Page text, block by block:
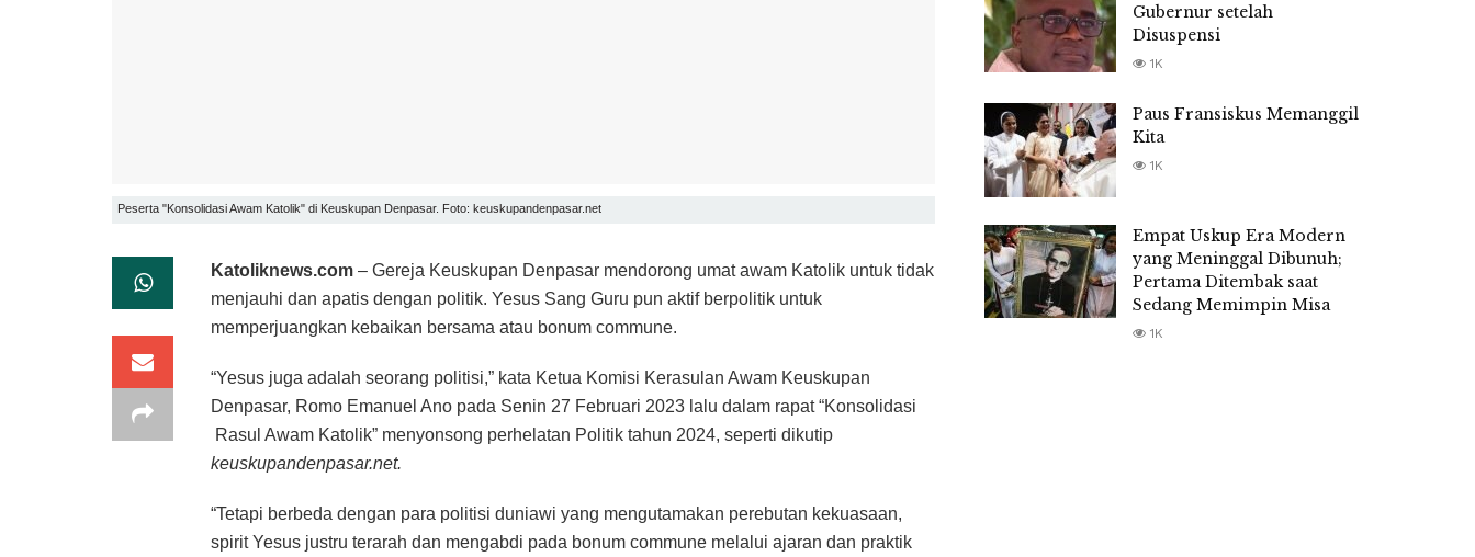
Peserta "Konsolidasi Awam Katolik" di Keuskupan Denpasar. Foto: keuskupandenpasar.net
Katoliknews.com – Gereja Keuskupan Denpasar mendorong umat awam Katolik untuk tidak
menjauhi dan apatis dengan politik. Yesus Sang Guru pun aktif berpolitik untuk
memperjuangkan kebaikan bersama atau bonum commune.
“Yesus juga adalah seorang politisi,” kata Ketua Komisi Kerasulan Awam Keuskupan
Denpasar, Romo Emanuel Ano pada Senin 27 Februari 2023 lalu dalam rapat “Konsolidasi
Rasul Awam Katolik” menyonsong perhelatan Politik tahun 2024, seperti dikutip
keuskupandenpasar.net.
“Tetapi berbeda dengan para politisi duniawi yang mengutamakan perebutan kekuasaan,
spirit Yesus justru terarah dan mengabdi pada bonum commune melalui ajaran dan praktik
Gubernur setelah
Disuspensi
1K
Paus Fransiskus Memanggil
Kita
1K
Empat Uskup Era Modern
yang Meninggal Dibunuh;
Pertama Ditembak saat
Sedang Memimpin Misa
1K